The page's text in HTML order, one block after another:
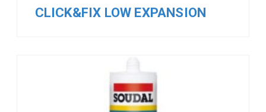
CLICK&FIX LOW EXPANSION